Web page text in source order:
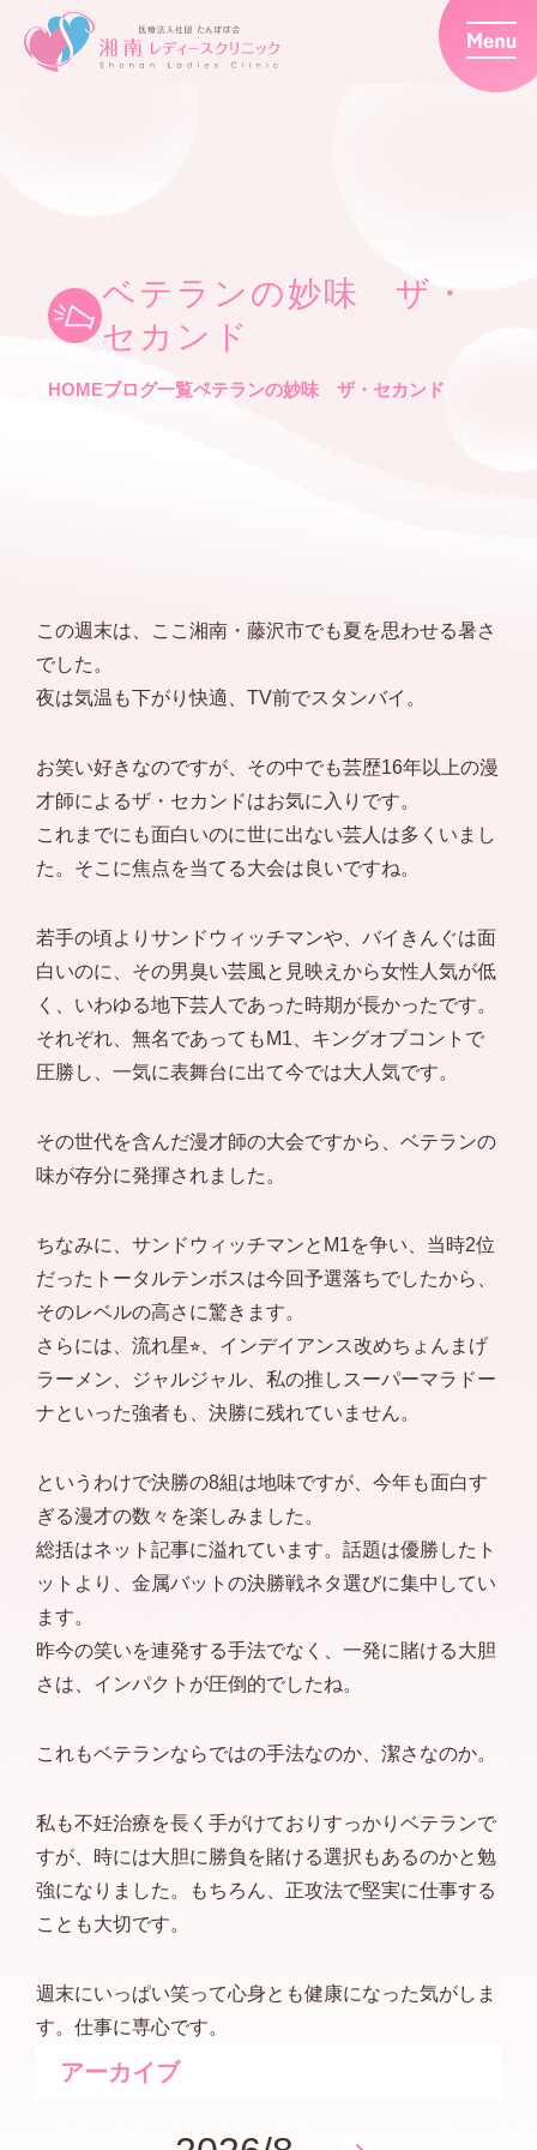
ベテランの妙味 ザ・
セカンド
HOMEブログ一覧ベテランの妙味 ザ・セカンド
この週末は、ここ湘南・藤沢市でも夏を思わせる暑さ
でした。
夜は気温も下がり快適、TV前でスタンバイ。
お笑い好きなのですが、その中でも芸歴16年以上の漫
才師によるザ・セカンドはお気に入りです。
これまでにも面白いのに世に出ない芸人は多くいまし
た。そこに焦点を当てる大会は良いですね。
若手の頃よりサンドウィッチマンや、バイきんぐは面
白いのに、その男臭い芸風と見映えから女性人気が低
く、いわゆる地下芸人であった時期が長かったです。
それぞれ、無名であってもM1、キングオブコントで
圧勝し、一気に表舞台に出て今では大人気です。
その世代を含んだ漫才師の大会ですから、ベテランの
味が存分に発揮されました。
ちなみに、サンドウィッチマンとM1を争い、当時2位
だったトータルテンボスは今回予選落ちでしたから、
そのレベルの高さに驚きます。
さらには、流れ星⭐︎、インデイアンス改めちょんまげ
ラーメン、ジャルジャル、私の推しスーパーマラドー
ナといった強者も、決勝に残れていません。
というわけで決勝の8組は地味ですが、今年も面白す
ぎる漫才の数々を楽しみました。
総括はネット記事に溢れています。話題は優勝したト
ットより、金属バットの決勝戦ネタ選びに集中してい
ます。
昨今の笑いを連発する手法でなく、一発に賭ける大胆
さは、インパクトが圧倒的でしたね。
これもベテランならではの手法なのか、潔さなのか。
私も不妊治療を長く手がけておりすっかりベテランで
すが、時には大胆に勝負を賭ける選択もあるのかと勉
強になりました。もちろん、正攻法で堅実に仕事する
ことも大切です。
週末にいっぱい笑って心身とも健康になった気がしま
す。仕事に専心です。
アーカイブ